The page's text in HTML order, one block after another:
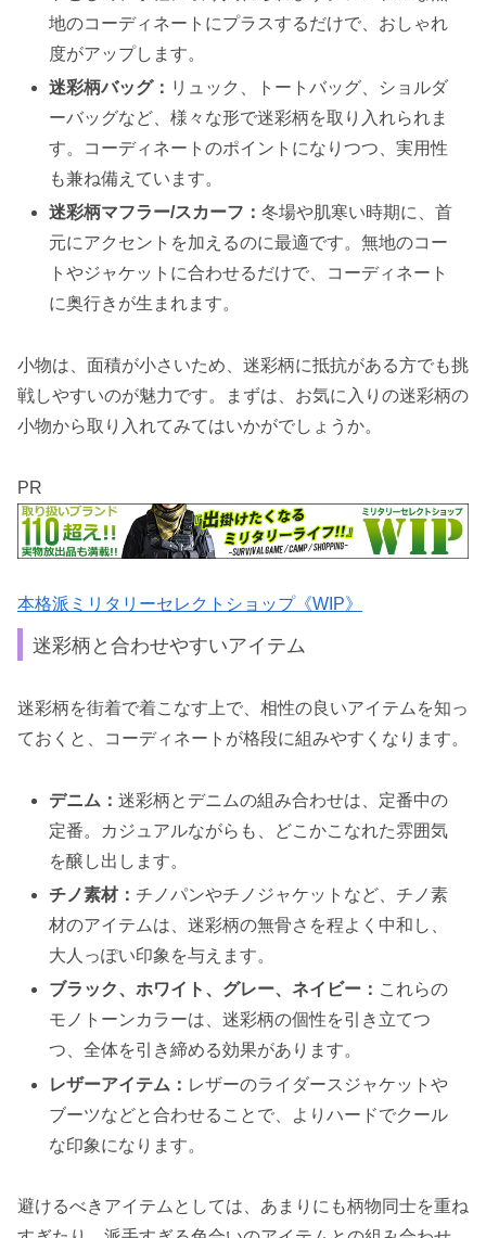
地のコーディネートにプラスするだけで、おしゃれ
度がアップします。
迷彩柄バッグ： リュック、トートバッグ、ショルダ
ーバッグなど、様々な形で迷彩柄を取り入れられま
す。コーディネートのポイントになりつつ、実用性
も兼ね備えています。
迷彩柄マフラー/スカーフ：冬場や肌寒い時期に、首
元にアクセントを加えるのに最適です。無地のコー
トやジャケットに合わせるだけで、コーディネート
に奥行きが生まれます。
小物は、面積が小さいため、迷彩柄に抵抗がある方でも挑
戦しやすいのが魅力です。まずは、お気に入りの迷彩柄の
小物から取り入れてみてはいかがでしょうか。
PR
本格派ミリタリーセレクトショップ《WIP》
迷彩柄と合わせやすいアイテム
迷彩柄を街着で着こなす上で、相性の良いアイテムを知っ
ておくと、コーディネートが格段に組みやすくなります。
デニム：迷彩柄とデニムの組み合わせは、定番中の
定番。カジュアルながらも、どこかこなれた雰囲気
を醸し出します。
チノ素材：チノパンやチノジャケットなど、チノ素
材のアイテムは、迷彩柄の無骨さを程よく中和し、
大人っぽい印象を与えます。
ブラック、ホワイト、グレー、ネイビー： これらの
モノトーンカラーは、迷彩柄の個性を引き立てつ
つ、全体を引き締める効果があります。
レザーアイテム： レザーのライダースジャケットや
ブーツなどと合わせることで、よりハードでクール
な印象になります。
避けるべきアイテムとしては、あまりにも柄物同士を重ね